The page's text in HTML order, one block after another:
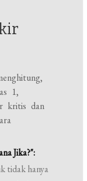
1,
kritis dan
Jika?":
tidak hanya